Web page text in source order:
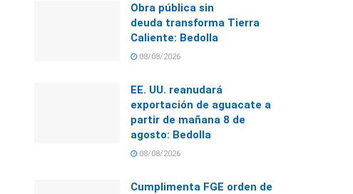
Obra pública sin
deuda transforma Tierra
Caliente: Bedolla
08/08/2026
EE. UU. reanudará
exportación de aguacate a
partir de mañana 8 de
agosto: Bedolla
08/08/2026
Cumplimenta FGE orden de